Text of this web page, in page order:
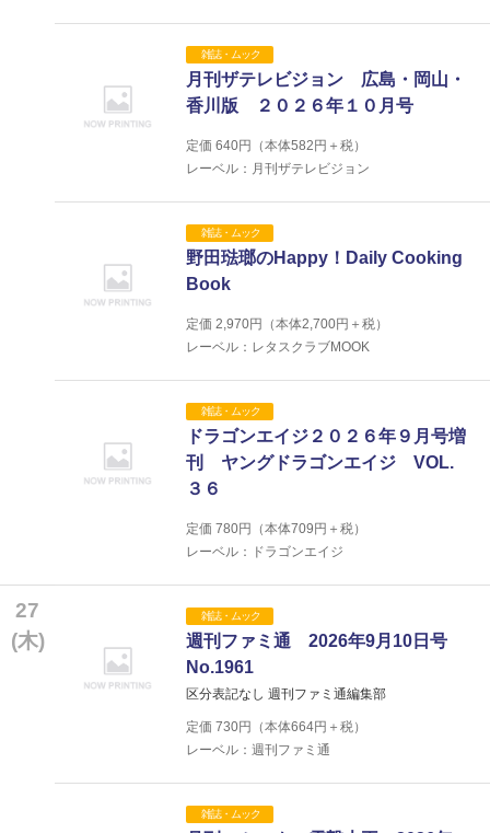
雑誌・ムック
月刊ザテレビジョン 広島・岡山・
香川版 ２０２６年１０月号
定価 640円（本体582 円＋税）
レーベル：月刊ザテレビジョン
雑誌・ムック
野田琺瑯のHappy！Daily Cooking
Book
定価 2,970円（本体2,700円＋税）
レーベル：レタスクラブMOOK
雑誌・ムック
ドラゴンエイジ２０２６年９月号増
刊 ヤングドラゴンエイジ VOL.
３６
定価 780円（本体709 円＋税）
レーベル：ドラゴンエイジ
27
(木)
雑誌・ムック
週刊ファミ通 2026年9月10日号
No.1961
区分表記なし 週刊ファミ通編集部
定価 730円（本体664円＋税）
レーベル：週刊ファミ通
雑誌・ムック